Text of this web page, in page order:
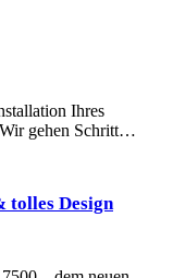
Ihres
Wir gehen Schritt…
tolles Design